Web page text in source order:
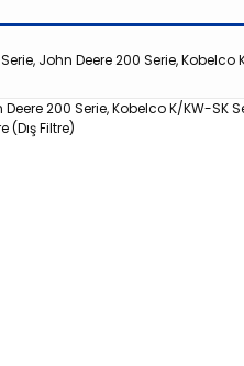
John Deere 200 Serie,